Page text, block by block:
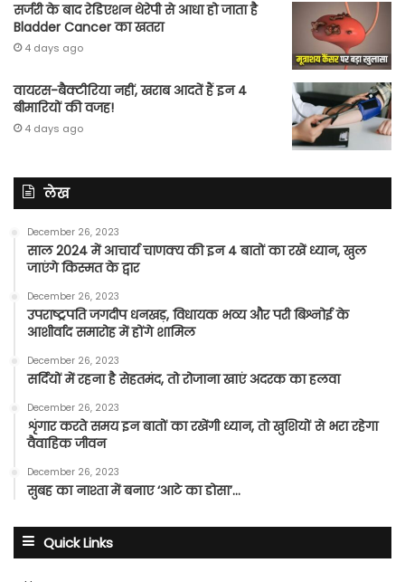
सर्जरी के बाद रेडिएशन थेरेपी से आधा हो जाता है
Bladder Cancer का खतरा
4 days ago
वायरस-बैक्टीरिया नहीं, खराब आदतें हैं इन 4
बीमारियों की वजह!
4 days ago
लेख
December 26, 2023
साल 2024 में आचार्य चाणक्य की इन 4 बातों का रखें ध्यान, खुल
जाएंगे किस्मत के द्वार
December 26, 2023
उपराष्ट्रपति जगदीप धनखड़, विधायक भव्य और परी बिश्नोई के
आशीर्वाद समारोह में होंगे शामिल
December 26, 2023
सर्दियों में रहना है सेहतमंद, तो रोजाना खाएं अदरक का हलवा
December 26, 2023
शृंगार करते समय इन बातों का रखेंगी ध्यान, तो खुशियों से भरा रहेगा
वैवाहिक जीवन
December 26, 2023
सुबह का नाश्ता में बनाए ‘आटे का डोसा’…
Quick Links